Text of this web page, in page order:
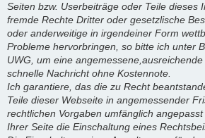
Seiten bzw. Userbeiträge oder Teile dieses
fremde Rechte Dritter oder gesetzlische
oder anderweitige in irgendeiner Form
Probleme hervorbringen, so bitte ich unter
UWG, um eine
schnelle Nachricht ohne Kostennote.
Ich garantiere, das die zu Recht
Teile dieser Webseite in angemessender
rechtlichen Vorgaben umfänglich
Ihrer Seite die Einschaltung eines